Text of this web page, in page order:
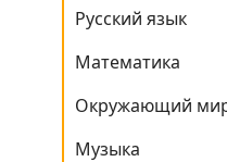
Русский язык
Математика
Окружающий
Музыка